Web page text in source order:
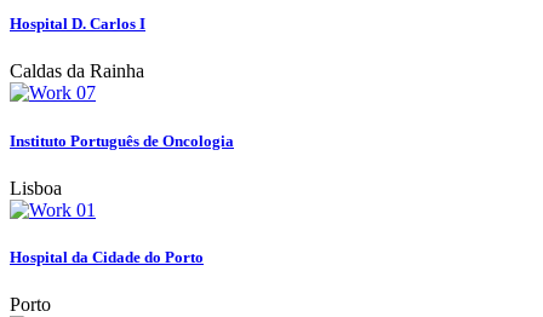
Hospital D. Carlos I
Caldas da Rainha
Instituto Português de Oncologia
Lisboa
Hospital da Cidade do Porto
Porto